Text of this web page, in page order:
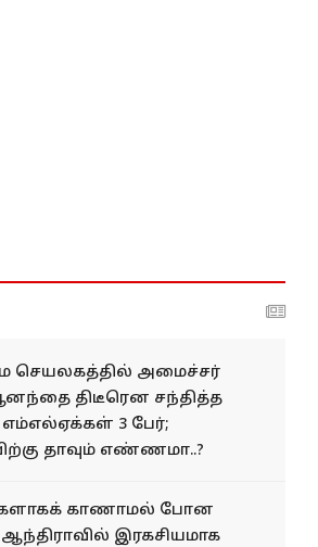
செயலகத்தில் அமைச்சர்
திடீரென சந்தித்த
எம்எல்ஏக்கள் 3 பேர்;
தாவும் எண்ணமா..?
காணாமல் போன
ஆந்திராவில் இரகசியமாக